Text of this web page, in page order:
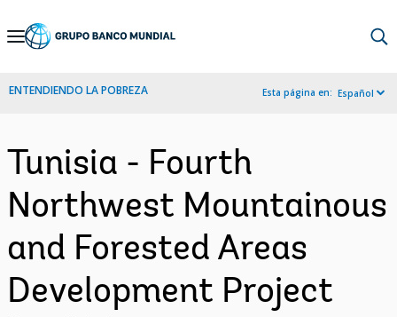
Skip
Navigation
ENTENDIENDO LA POBREZA Esta página en: Español
Tunisia - Fourth
Northwest Mountainous
and Forested Areas
Development Project